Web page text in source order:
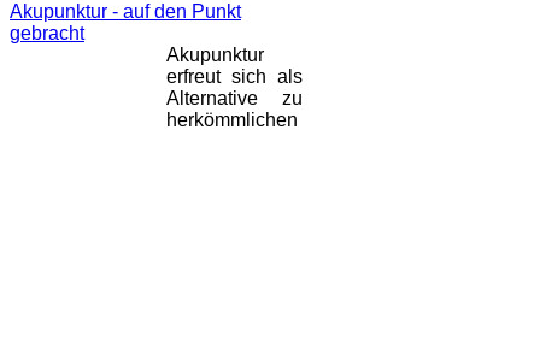
Akupunktur - auf den Punkt
gebracht
Akupunktur
erfreut sich als
Alternative zu
herkömmlichen